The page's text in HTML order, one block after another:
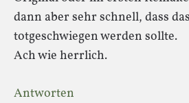
dann aber sehr schnell, dass
totgeschwiegen werden sollte.
Ach wie herrlich.
Antworten